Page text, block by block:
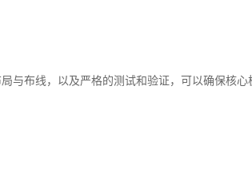
与布线，以及严格的测试和验证，可以确保核心